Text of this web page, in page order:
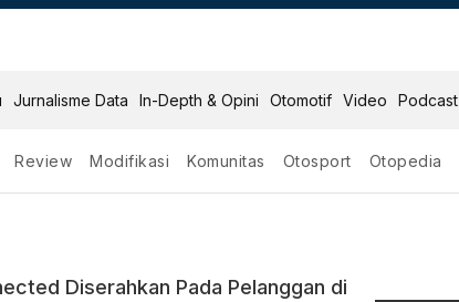
Jurnalisme Data In-Depth & Opini Otomotif Video Podcast
Review Modifikasi Komunitas Otosport Otopedia
Diserahkan Pada Pelanggan di